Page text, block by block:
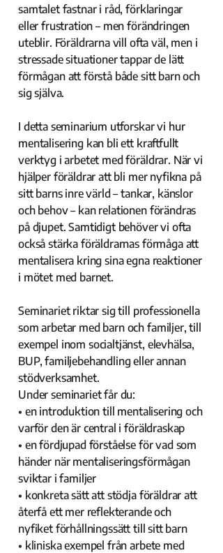
samtalet fastnar i råd, förklaringar
eller frustration – men förändringen
uteblir. Föräldrarna vill ofta väl, men i
stressade situationer tappar de lätt
förmågan att förstå både sitt barn och
sig själva.
I detta seminarium utforskar vi hur
mentalisering kan bli ett kraftfullt
verktyg i arbetet med föräldrar. När vi
hjälper föräldrar att bli mer nyfikna på
sitt barns inre värld – tankar, känslor
och behov – kan relationen förändras
på djupet. Samtidigt behöver vi ofta
också stärka föräldrarnas förmåga att
mentalisera kring sina egna reaktioner
i mötet med barnet.
Seminariet riktar sig till professionella
som arbetar med barn och familjer, till
exempel inom socialtjänst, elevhälsa,
BUP, familjebehandling eller annan
stödverksamhet.
Under seminariet får du:
• en introduktion till mentalisering och
varför den är central i föräldraskap
• en fördjupad förståelse för vad som
händer när mentaliseringsförmågan
sviktar i familjer
• konkreta sätt att stödja föräldrar att
återfå ett mer reflekterande och
nyfiket förhållningssätt till sitt barn
• kliniska exempel från arbete med